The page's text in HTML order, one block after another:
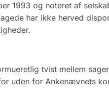
1993 og noteret af
har ikke herved
tvist mellem
uden for Ankenævnets